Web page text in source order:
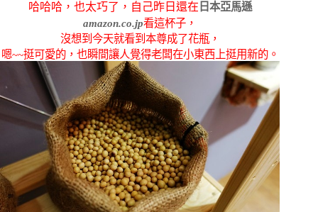
哈哈哈，也太巧了，自己昨日還在 日本亞馬遜
amazon.co.jp看這杯子，
沒想到今天就看到本尊成了花瓶，
嗯~~挺可愛的，也瞬間讓人覺得老闆在小東西上挺用新的。